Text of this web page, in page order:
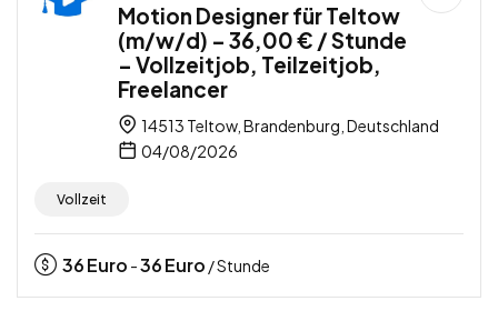
Motion Designer für Teltow
(m/w/d) – 36,00 € / Stunde
– Vollzeitjob, Teilzeitjob,
Freelancer
14513 Teltow, Brandenburg, Deutschland
04/08/2026
Vollzeit
36Euro -36Euro / Stunde